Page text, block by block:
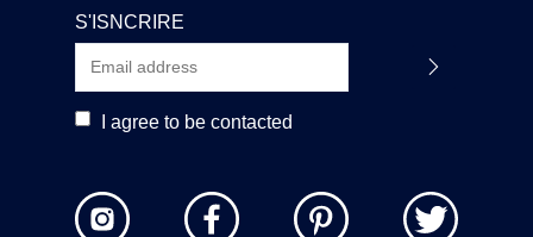
S'ISNCRIRE
I agree to be contacted